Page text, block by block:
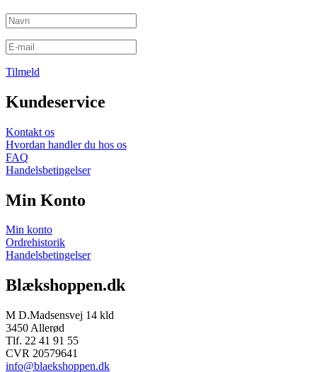
Tilmeld
Kundeservice
Kontakt os
Hvordan handler du hos os
FAQ
Handelsbetingelser
Min Konto
Min konto
Ordrehistorik
Handelsbetingelser
Blækshoppen.dk
M D.Madsensvej 14 kld
3450 Allerød
Tlf. 22 41 91 55
CVR 20579641
info@blaekshoppen.dk